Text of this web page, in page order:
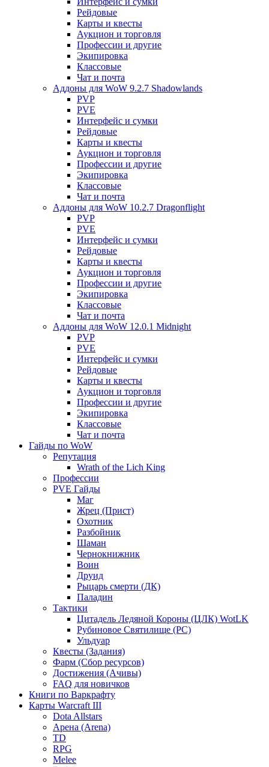
Рейдовые
Карты и квесты
Аукцион и торговля
Профессии и другие
Экипировка
Классовые
Чат и почта
Аддоны для WoW 9.2.7 Shadowlands
PVP
PVE
Интерфейс и сумки
Рейдовые
Карты и квесты
Аукцион и торговля
Профессии и другие
Экипировка
Классовые
Чат и почта
Аддоны для WoW 10.2.7 Dragonflight
PVP
PVE
Интерфейс и сумки
Рейдовые
Карты и квесты
Аукцион и торговля
Профессии и другие
Экипировка
Классовые
Чат и почта
Аддоны для WoW 12.0.1 Midnight
PVP
PVE
Интерфейс и сумки
Рейдовые
Карты и квесты
Аукцион и торговля
Профессии и другие
Экипировка
Классовые
Чат и почта
Гайды по WoW
Репутация
Wrath of the Lich King
Профессии
PVE Гайды
Маг
Жрец (Прист)
Охотник
Разбойник
Шаман
Чернокнижник
Воин
Друид
Рыцарь смерти (ДК)
Паладин
Тактики
Цитадель Ледяной Короны (ЦЛК) WotLK
Рубиновое Святилище (РС)
Ульдуар
Квесты (Задания)
Фарм (Сбор ресурсов)
Достижения (Ачивы)
FAQ для новичков
Книги по Варкрафту
Карты Warcraft III
Dota Allstars
Арена (Arena)
TD
RPG
Melee